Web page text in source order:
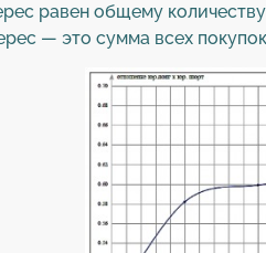
равен общему
— это сумма всех